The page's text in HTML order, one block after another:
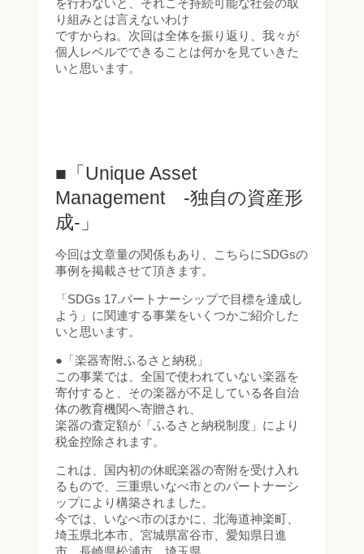
を行わないと、それこそ持続可能な社会の取
り組みとは言えないわけ
ですからね。次回は全体を振り返り、我々が
個人レベルでできることは何かを見ていきた
いと思います。
■「Unique Asset
Management -独自の資産形
成-」
今回は文章量の関係もあり、こちらにSDGsの
事例を掲載させて頂きます。
「SDGs 17.パートナーシップで目標を達成し
よう」に関連する事業をいくつかご紹介した
いと思います。
●「楽器寄附ふるさと納税」
この事業では、全国で使われていない楽器を
寄付すると、その楽器が不足している各自治
体の教育機関へ寄贈され、
楽器の査定額が「ふるさと納税制度」により
税金控除されます。
これは、国内初の休眠楽器の寄附を受け入れ
るもので、三重県いなべ市とのパートナーシ
ップにより構築されました。
今では、いなべ市のほかに、北海道神楽町、
埼玉県北本市、宮城県富谷市、愛知県日進
市、長崎県松浦市、埼玉県